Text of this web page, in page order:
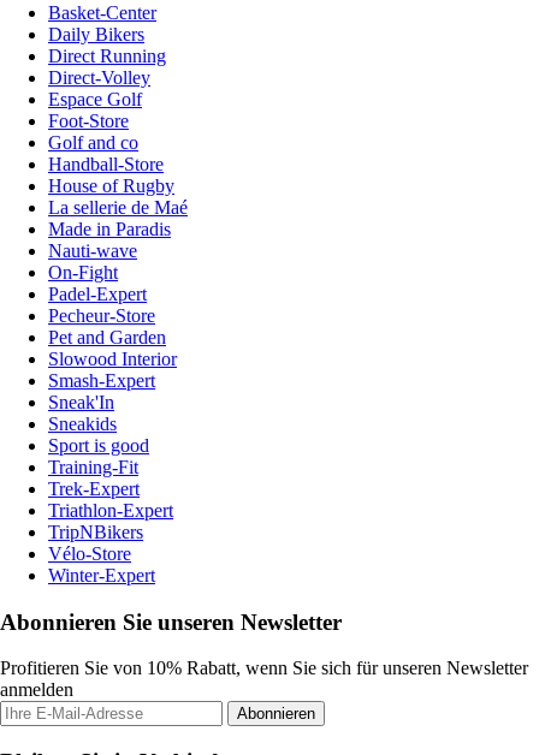
Basket-Center
Daily Bikers
Direct Running
Direct-Volley
Espace Golf
Foot-Store
Golf and co
Handball-Store
House of Rugby
La sellerie de Maé
Made in Paradis
Nauti-wave
On-Fight
Padel-Expert
Pecheur-Store
Pet and Garden
Slowood Interior
Smash-Expert
Sneak'In
Sneakids
Sport is good
Training-Fit
Trek-Expert
Triathlon-Expert
TripNBikers
Vélo-Store
Winter-Expert
Abonnieren Sie unseren Newsletter
Profitieren Sie von 10% Rabatt, wenn Sie sich für unseren Newsletter
anmelden
Abonnieren